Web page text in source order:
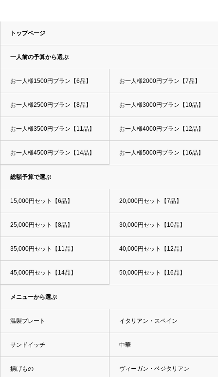
トップページ
一人前の予算から選ぶ
お一人様1500円プラン【6品】 お一人様2000円プラン【7品】
お一人様2500円プラン【8品】 お一人様3000円プラン【10品】
お一人様3500円プラン【11品】 お一人様4000円プラン【12品】
お一人様4500円プラン【14品】 お一人様5000円プラン【16品】
総額予算で選ぶ
15,000円セット【6品】 20,000円セット【7品】
25,000円セット【8品】 30,000円セット【10品】
35,000円セット【11品】 40,000円セット【12品】
45,000円セット【14品】 50,000円セット【16品】
メニューから選ぶ
温製プレート イタリアン・スペイン
サンドイッチ 中華
揚げもの ヴィーガン・ベジタリアン